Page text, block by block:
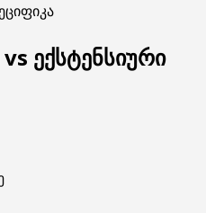
ექსტენსიური